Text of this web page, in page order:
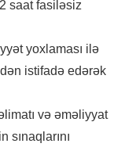
saat fasiləsiz
yoxlaması ilə
istifadə edərək
və əməliyyat